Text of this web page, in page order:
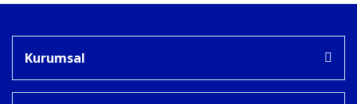
Kurumsal